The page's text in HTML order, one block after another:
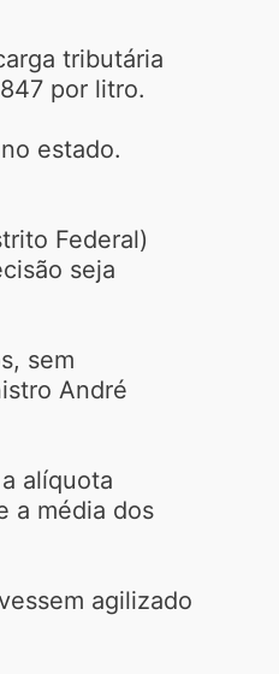
tributária
por litro.
estado.
Federal)
seja
sem
André
alíquota
a média dos
agilizado